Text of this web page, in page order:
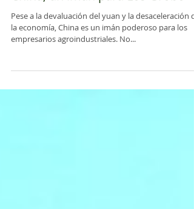
China, un imán para Los Grobo
Pese a la devaluación del yuan y la desaceleración de
empresarios agroindustriales. No...